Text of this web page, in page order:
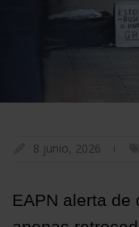
8 junio, 2026
EAPN alerta de